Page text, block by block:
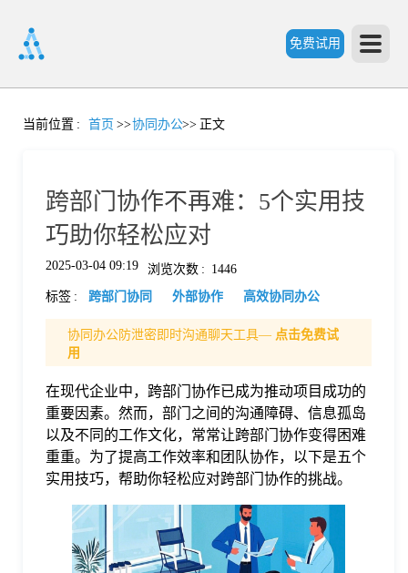
免费试用
首
价
格
当前位置 : 首页 >>协同办公>> 正文
跨部门协作不再难：5个实用技
巧助你轻松应对
2025-03-04 09:19 浏览次数 : 1446
标签 : 跨部门协同 外部协作 高效协同办公
协同办公防泄密即时沟通聊天工具— 点击免费试
用
在现代企业中，跨部门协作已成为推动项目成功的
重要因素。然而，部门之间的沟通障碍、信息孤岛
以及不同的工作文化，常常让跨部门协作变得困难
重重。为了提高工作效率和团队协作，以下是五个
实用技巧，帮助你轻松应对跨部门协作的挑战。